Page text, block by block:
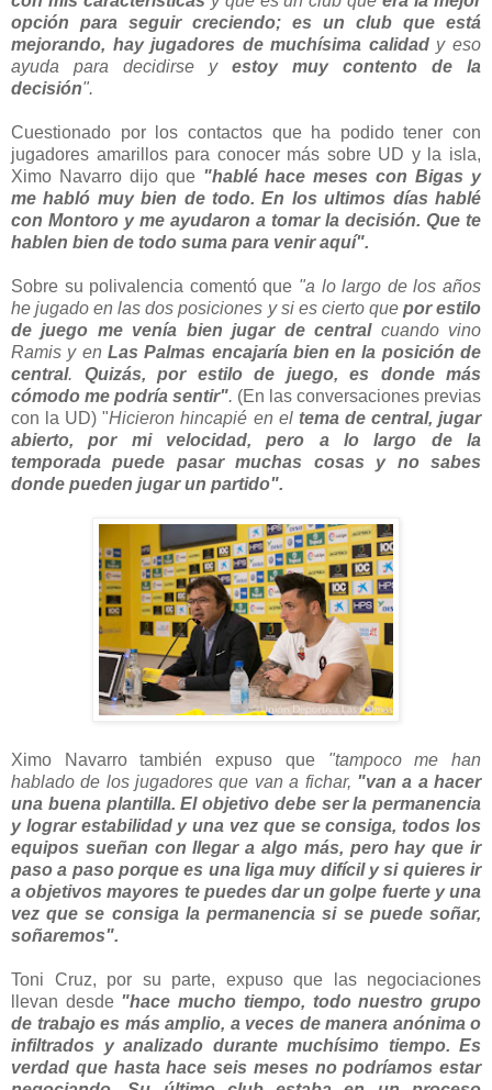
opción para seguir creciendo; es un club que está
mejorando, hay jugadores de muchísima calidady eso
ayuda para decidirse y estoy muy contento de la
decisión".
Cuestionado por los contactos que ha podido tener con
jugadores amarillos para conocer más sobre UD y la isla,
Ximo Navarro dijo que "hablé hace meses con Bigas y
me habló muy bien de todo. En los ultimos días hablé
con Montoro y me ayudaron a tomar la decisión. Que te
hablen bien de todo suma para venir aquí".
Sobre su polivalencia comentó que "a lo largo de los años
he jugado en las dos posiciones y si es cierto que por estilo
de juego me venía bien jugar de centralcuando vino
Ramis y en Las Palmas encajaría bien en la posición de
central. Quizás, por estilo de juego, es donde más
cómodo me podría sentir". (En las conversaciones previas
con la UD) "Hicieron hincapié en el tema de central, jugar
abierto, por mi velocidad, pero a lo largo de la
temporada puede pasar muchas cosas y no sabes
donde pueden jugar un partido".
Ximo Navarro también expuso que "tampoco me han
hablado de los jugadores que van a fichar, "van a a hacer
una buena plantilla. El objetivo debe ser la permanencia
y lograr estabilidad y una vez que se consiga, todos los
equipos sueñan con llegar a algo más, pero hay que ir
paso a paso porque es una liga muy difícil y si quieres ir
a objetivos mayores te puedes dar un golpe fuerte y una
vez que se consiga la permanencia si se puede soñar,
soñaremos".
Toni Cruz, por su parte, expuso que las negociaciones
llevan desde "hace mucho tiempo, todo nuestro grupo
de trabajo es más amplio, a veces de manera anónima o
infiltrados y analizado durante muchísimo tiempo. Es
verdad que hasta hace seis meses no podríamos estar